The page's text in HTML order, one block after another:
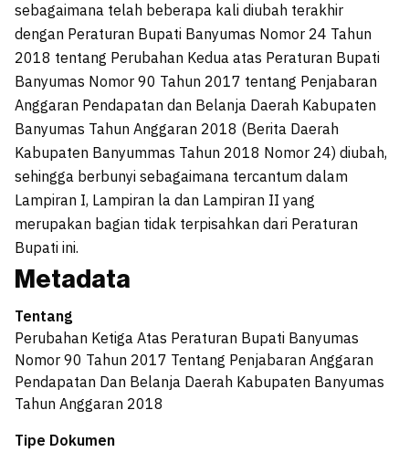
sebagaimana telah beberapa kali diubah terakhir
dengan Peraturan Bupati Banyumas Nomor 24 Tahun
2018 tentang Perubahan Kedua atas Peraturan Bupati
Banyumas Nomor 90 Tahun 2017 tentang Penjabaran
Anggaran Pendapatan dan Belanja Daerah Kabupaten
Banyumas Tahun Anggaran 2018 (Berita Daerah
Kabupaten Banyummas Tahun 2018 Nomor 24) diubah,
sehingga berbunyi sebagaimana tercantum dalam
Lampiran I, Lampiran la dan Lampiran II yang
merupakan bagian tidak terpisahkan dari Peraturan
Bupati ini.
Metadata
Tentang
Perubahan Ketiga Atas Peraturan Bupati Banyumas
Nomor 90 Tahun 2017 Tentang Penjabaran Anggaran
Pendapatan Dan Belanja Daerah Kabupaten Banyumas
Tahun Anggaran 2018
Tipe Dokumen